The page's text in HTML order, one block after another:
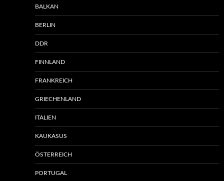
BALKAN
BERLIN
DDR
FINNLAND
FRANKREICH
GRIECHENLAND
ITALIEN
KAUKASUS
ÖSTERREICH
PORTUGAL